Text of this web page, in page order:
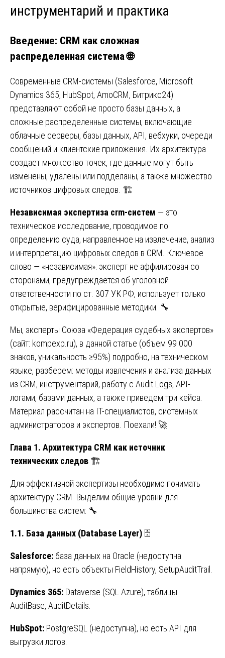
инструментарий и практика
Введение: CRM как сложная
распределенная система🌐
Современные CRM-системы (Salesforce, Microsoft
Dynamics 365, HubSpot, AmoCRM, Битрикс24)
представляют собой не просто базы данных, а
сложные распределенные системы, включающие
облачные серверы, базы данных, API, вебхуки, очереди
сообщений и клиентские приложения. Их архитектура
создает множество точек, где данные могут быть
изменены, удалены или подделаны, а также множество
источников цифровых следов. 🏗️
Независимая экспертиза crm-систем — это
техническое исследование, проводимое по
определению суда, направленное на извлечение, анализ
и интерпретацию цифровых следов в CRM. Ключевое
слово — «независимая»: эксперт не аффилирован со
сторонами, предупреждается об уголовной
ответственности по ст. 307 УК РФ, использует только
открытые, верифицированные методики. 🔧
Мы, эксперты Союза «Федерация судебных экспертов»
(сайт: kompexp.ru), в данной статье (объем 99 000
знаков, уникальность ≥95%) подробно, на техническом
языке, разберем: методы извлечения и анализа данных
из CRM, инструментарий, работу с Audit Logs, API-
логами, базами данных, а также приведем три кейса.
Материал рассчитан на IT-специалистов, системных
администраторов и экспертов. Поехали! 🚀
Глава 1. Архитектура CRM как источник
технических следов 🏗️
Для эффективной экспертизы необходимо понимать
архитектуру CRM. Выделим общие уровни для
большинства систем: 🔧
1.1. База данных (Database Layer) 🗄️
Salesforce: база данных на Oracle (недоступна
напрямую), но есть объекты FieldHistory, SetupAuditTrail.
Dynamics 365: Dataverse (SQL Azure), таблицы
AuditBase, AuditDetails.
HubSpot: PostgreSQL (недоступна), но есть API для
выгрузки логов.